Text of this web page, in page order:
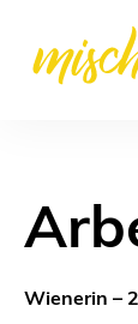
Wienerin –